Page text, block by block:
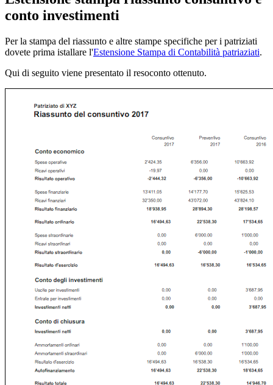
conto investimenti
Per la stampa del riassunto e altre stampe specifiche per i patriziati
dovete prima istallare l'Estensione Stampa di Contabilità patriaziati.
Qui di seguito viene presentato il resoconto ottenuto.